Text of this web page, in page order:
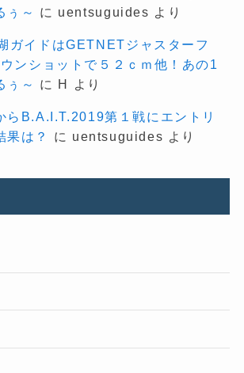
ぅ～
に uentsuguides より
ガイドはGETNETジャスターフ
ンショットで５２ｃｍ他！あの1
ぅ～
に H より
らB.A.I.T.2019第１戦にエントリ
果は？
に uentsuguides より